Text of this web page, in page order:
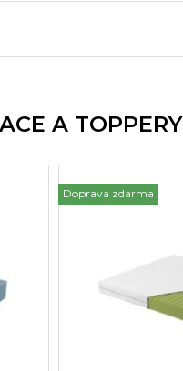
A TOPPERY
Doprava zdarma